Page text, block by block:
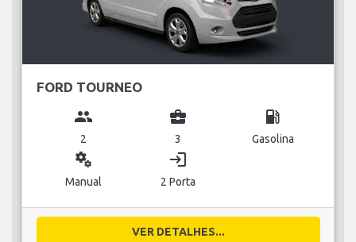
FORD TOURNEO
group
2
business_center
3
local_gas_station
Gasolina
miscellaneous_services
Manual
login
2 Porta
VER DETALHES...